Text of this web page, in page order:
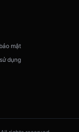
mật
dụng